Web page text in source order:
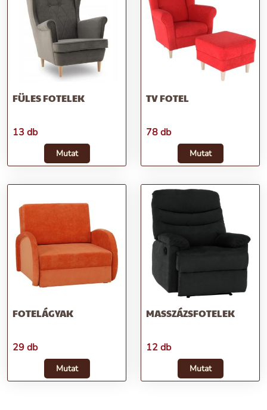
FÜLES FOTELEK
13 db
Mutat
TV FOTEL
78 db
Mutat
FOTELÁGYAK
29 db
Mutat
MASSZÁZSFOTELEK
12 db
Mutat